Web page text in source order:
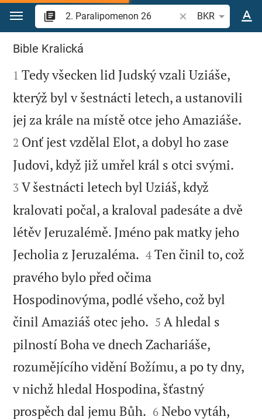
Přejít na obsah
Vyhledat biblický
BKR
2. Paralipomenon 26
Bible Kralická

1 Tedy všecken lid Judský vzali Uziáše,
kterýž byl v šestnácti letech, a ustanovili
jej za krále na místě otce jeho Amaziáše.
2 Onť jest vzdělal Elot, a dobyl ho zase
Judovi, když již umřel král s otci svými.
3 V šestnácti letech byl Uziáš, když
kralovati počal, a kraloval padesáte a dvě
létěv Jeruzalémě. Jméno pak matky jeho
Jecholia z Jeruzaléma. 

4 Ten činil to, což
pravého bylo před očima
Hospodinovýma, podlé všeho, což byl
činil Amaziáš otec jeho. 

5 A hledal s
pilností Boha ve dnech Zachariáše,
rozumějícího vidění Božímu, a po ty dny,
v nichž hledal Hospodina, šťastný
prospěch dal jemu Bůh. 

6 Nebo vytáh,